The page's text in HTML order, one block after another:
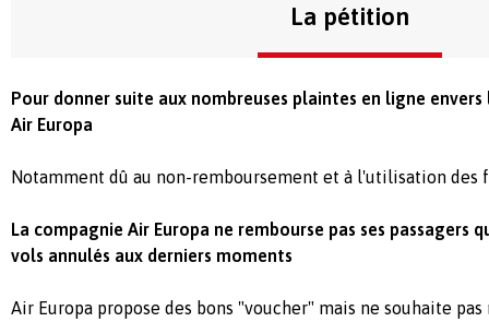
La pétition
Pour donner suite aux nombreuses plaintes en ligne
Air Europa
Notamment dû au non-remboursement et à l'utilisation des
La compagnie Air Europa ne rembourse pas ses passagers
vols annulés aux derniers moments
Air Europa propose des bons "voucher" mais ne souhaite pas